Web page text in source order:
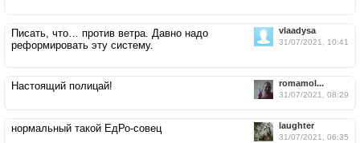
vlaadysa
31/07/2021, 10:41
Писать, что… против ветра. Давно надо
реформировать эту систему.
romamol...
31/07/2021, 08:29
Настоящий полицай!
laughter
31/07/2021, 06:35
нормальный такой ЕдРо-совец